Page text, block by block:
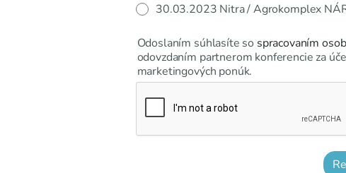
30.03.2023 Nitra / Agrokomplex
Odoslaním súhlasíte so spracovaním
odovzdaním partnerom konferencie za
marketingových ponúk.